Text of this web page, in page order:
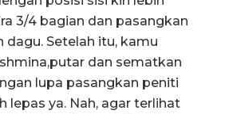
3/4 bagian dan pasangkan
dagu. Setelah itu, kamu
dan sematkan
lupa pasangkan peniti
lepas ya. Nah, agar terlihat